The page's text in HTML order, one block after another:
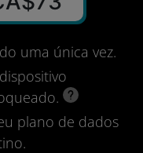
uma única vez.
plano de dados